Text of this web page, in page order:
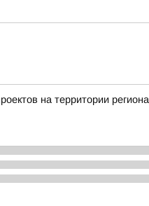
на территории региона